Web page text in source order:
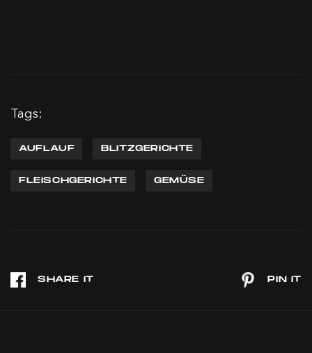
Tags:
AUFLAUF BLITZGERICHTE
FLEISCHGERICHTE GEMÜSE